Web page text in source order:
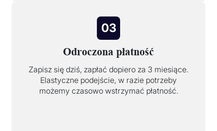
03
Odroczona płatność
Zapisz się dziś, zapłać dopiero za 3 miesiące.
Elastyczne podejście, w razie potrzeby
możemy czasowo wstrzymać płatność.